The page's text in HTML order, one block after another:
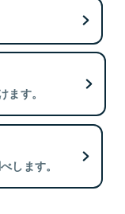
す。
します。